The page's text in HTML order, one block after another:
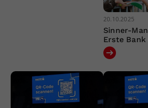
20.10.2025
Sinner-
Erste Bank